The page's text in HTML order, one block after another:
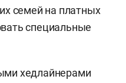
семей на платных
специальные
хедлайнерами